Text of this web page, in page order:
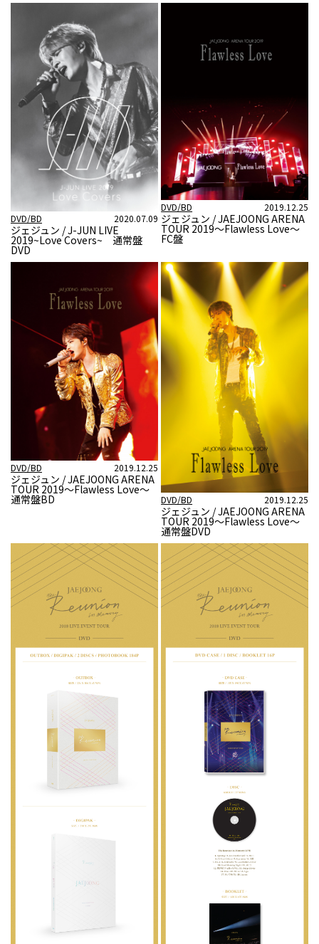
DVD/BD 2020.07.09
ジェジュン / J-JUN LIVE
2019~Love Covers~ 通常盤
DVD
DVD/BD 2019.12.25
ジェジュン / JAEJOONG ARENA
TOUR 2019～Flawless Love～
FC盤
DVD/BD 2019.12.25
ジェジュン / JAEJOONG ARENA
TOUR 2019～Flawless Love～
通常盤BD DVD/BD 2019.12.25
ジェジュン / JAEJOONG ARENA
TOUR 2019～Flawless Love～
通常盤DVD